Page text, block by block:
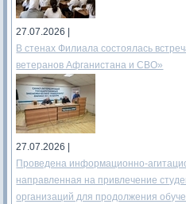
27.07.2026 |
В стенах Филиала состоялась
ветеранов Афганистана и СВО»
27.07.2026 |
Проведена информационно-
направленная на привлечение
организаций для продолжения